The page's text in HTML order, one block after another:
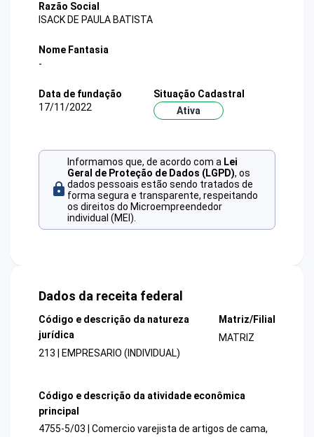
Razão Social
ISACK DE PAULA BATISTA
Nome Fantasia
-
Data de fundação
17/11/2022
Situação Cadastral
Ativa
Informamos que, de acordo com a Lei
Geral de Proteção de Dados (LGPD), os
dados pessoais estão sendo tratados de
forma segura e transparente, respeitando
os direitos do Microempreendedor
individual (MEI).
Dados da receita federal
Código e descrição da natureza
jurídica
213 | EMPRESARIO (INDIVIDUAL)
Matriz/Filial
MATRIZ
Código e descrição da atividade econômica
principal
4755-5/03 | Comercio varejista de artigos de cama,